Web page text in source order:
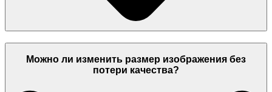
Можно ли изменить размер изображения без
потери качества?